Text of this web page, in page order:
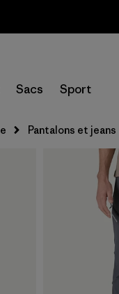
Sacs Sport
Pantalons et jeans